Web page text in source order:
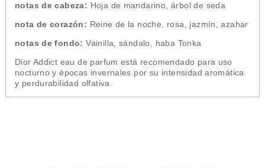
notas de cabeza: Hoja de mandarino, árbol de seda
nota de corazón: Reine de la noche, rosa, jazmín, azahar
notas de fondo: Vainilla, sándalo, haba Tonka
Dior Addict eau de parfum está recomendado para uso
nocturno y épocas invernales por su intensidad aromática
y perdurabilidad olfativa.